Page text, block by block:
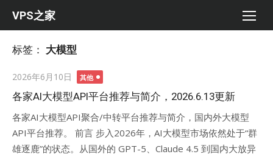
VPS之家
标签： 大模型
Posted
on
2026年6月10日 其他
各家AI大模型API平台推荐与简介，2026.6.13更新
各家AI大模型API聚合/中转平台推荐与简介，国内外大模型
API平台推荐。 前言 步入2026年，AI大模型市场依然处于“群
雄逐鹿”的状态。从国外的 GPT-5、Claude 4.5 到国内大放异